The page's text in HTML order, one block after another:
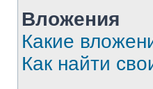
Вложения
Какие
Как найти